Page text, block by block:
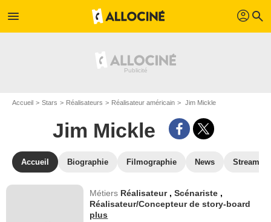
menu profil search
Accueil Stars Réalisateurs Réalisateur américain Jim Mickle
Jim Mickle
Accueil Biographie Filmographie News Streaming
Métiers Réalisateur ,Scénariste ,
Réalisateur/Concepteur de story-board
plus